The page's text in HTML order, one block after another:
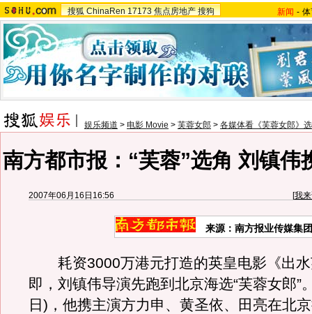
搜狐 ChinaRen 17173 焦点房地产 搜狗 新闻 -
娱乐频道 > 电影 Movie > 芙蓉女郎 > 各媒体看《芙蓉女郎》
南方都市报：“芙蓉”选角 刘镇伟
2007年06月16日16:56 [我
来源：南方报业传媒集
耗资3000万港元打造的英皇电影《出水
即，刘镇伟导演先跑到北京海选“芙蓉女郎”
日)，他携主演方力申、黄圣依、田亮在北